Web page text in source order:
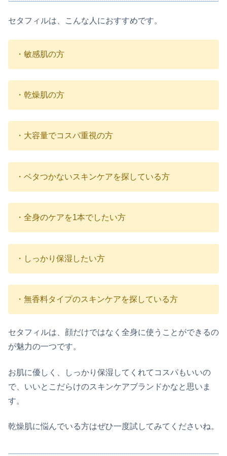
セタフィルは、こんな人におすすめです。
・敏感肌の方
・乾燥肌の方
・大容量でコスパ重視の方
・ベタつかないスキンケアを探している方
・全身のケアを1本でしたい方
・しっかり保湿したい方
・無香料タイプのスキンケアを探している方
セタフィルは、顔だけではなく全身に使うことができるの
が魅力の一つです。
お肌に優しく、しっかり保湿してくれてコスパもいいの
で、いいとこだらけのスキンケアブランドかなと思いま
す。
乾燥肌に悩んでいる方はぜひ一度試してみてくださいね。